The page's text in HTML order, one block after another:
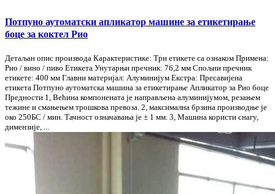
Потпуно аутоматски апликатор машине за етикетирање
боце за коктел Рио
Детаљан опис производа Карактеристике: Три етикете са ознаком Примена:
Рио / вино / пиво Етикета Унутарњи пречник: 76,2 мм Спољни пречник
етикете: 400 мм Главни материјал: Алуминијум Екстра: Пресавијена
етикета Потпуно аутоматска машина за етикетирање Апликатор за Рио боце
Предности 1, Већина компонената је направљена алуминијумом, резањем
тежине и смањењем трошкова превоза. 2, максимална брзина производње је
око 250БС / мин. Тачност означавања је ± 1 мм. 3, Машина користи снагу,
димензије, ...